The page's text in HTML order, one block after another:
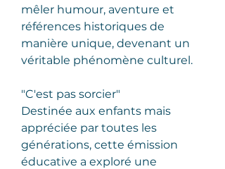
mêler humour, aventure et
références historiques de
manière unique, devenant un
véritable phénomène culturel.
"C'est pas sorcier"
Destinée aux enfants mais
appréciée par toutes les
générations, cette émission
éducative a exploré une